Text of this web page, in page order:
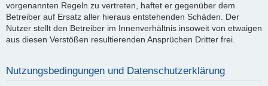
vorgenannten Regeln zu vertreten, haftet er gegenüber dem
Betreiber auf Ersatz aller hieraus entstehenden Schäden. Der
Nutzer stellt den Betreiber im Innenverhältnis insoweit von etwaigen
aus diesen Verstößen resultierenden Ansprüchen Dritter frei.
Nutzungsbedingungen und Datenschutzerklärung